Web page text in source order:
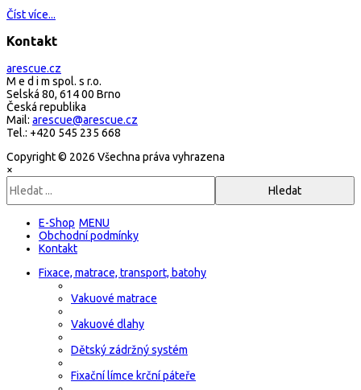
Číst více...
Kontakt
arescue.cz
M e d i m spol. s r.o.
Selská 80, 614 00 Brno
Česká republika
Mail: arescue@arescue.cz
Tel.: +420 545 235 668
Copyright © 2026 Všechna práva vyhrazena
×
E-Shop
Obchodní podmínky
Kontakt
Fixace, matrace, transport, batohy
Vakuové matrace
Vakuové dlahy
Dětský zádržný systém
Fixační límce krční páteře